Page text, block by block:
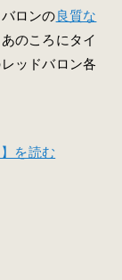
ロンの良質な
のころにタイ
ッドバロン各
を読む